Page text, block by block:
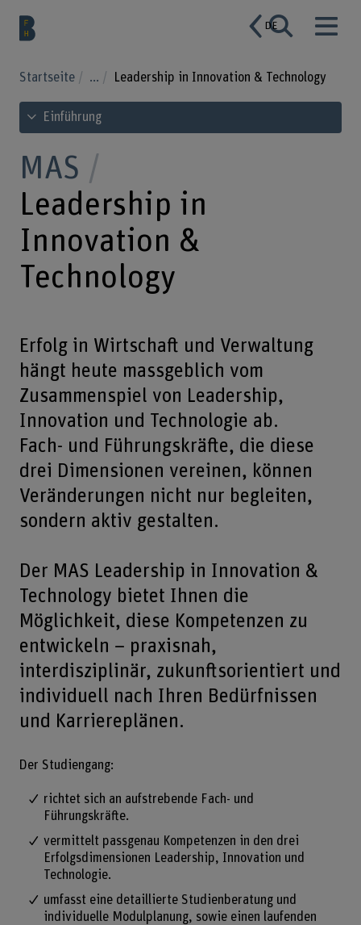
DE
Startseite ... Leadership in Innovation & Technology
Inhaltsverzeichnis ansehen
Einführung
MAS
Leadership in
Innovation &
Technology
Erfolg in Wirtschaft und Verwaltung
hängt heute massgeblich vom
Zusammenspiel von Leadership,
Innovation und Technologie ab.
Fach- und Führungskräfte, die diese
drei Dimensionen vereinen, können
Veränderungen nicht nur begleiten,
sondern aktiv gestalten.
Der MAS Leadership in Innovation &
Technology bietet Ihnen die
Möglichkeit, diese Kompetenzen zu
entwickeln – praxisnah,
interdisziplinär, zukunftsorientiert und
individuell nach Ihren Bedürfnissen
und Karriereplänen.
Der Studiengang:
richtet sich an aufstrebende Fach- und
Führungskräfte.
vermittelt passgenau Kompetenzen in den drei
Erfolgsdimensionen Leadership, Innovation und
Technologie.
umfasst eine detaillierte Studienberatung und
individuelle Modulplanung, sowie einen laufenden